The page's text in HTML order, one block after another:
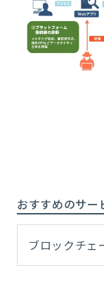
おすすめのサー
ブロックチェ